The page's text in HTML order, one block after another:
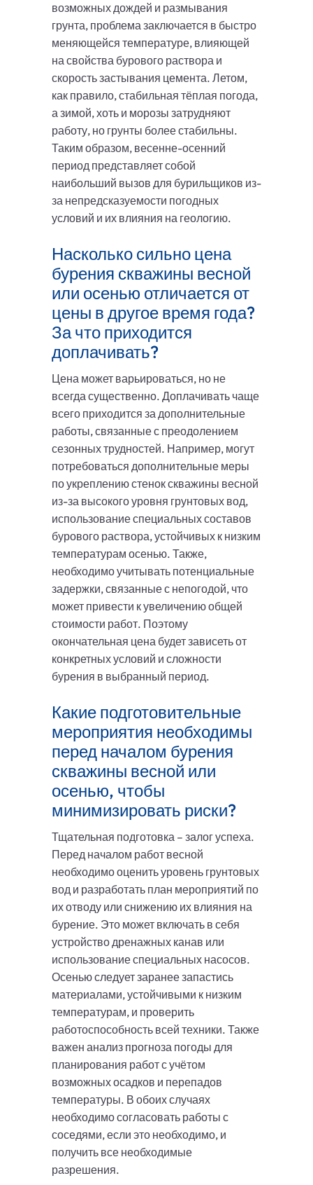
возможных дождей и размывания
грунта, проблема заключается в быстро
меняющейся температуре, влияющей
на свойства бурового раствора и
скорость застывания цемента. Летом,
как правило, стабильная тёплая погода,
а зимой, хоть и морозы затрудняют
работу, но грунты более стабильны.
Таким образом, весенне-осенний
период представляет собой
наибольший вызов для бурильщиков из-
за непредсказуемости погодных
условий и их влияния на геологию.
Насколько сильно цена
бурения скважины весной
или осенью отличается от
цены в другое время года?
За что приходится
доплачивать?
Цена может варьироваться, но не
всегда существенно. Доплачивать чаще
всего приходится за дополнительные
работы, связанные с преодолением
сезонных трудностей. Например, могут
потребоваться дополнительные меры
по укреплению стенок скважины весной
из-за высокого уровня грунтовых вод,
использование специальных составов
бурового раствора, устойчивых к низким
температурам осенью. Также,
необходимо учитывать потенциальные
задержки, связанные с непогодой, что
может привести к увеличению общей
стоимости работ. Поэтому
окончательная цена будет зависеть от
конкретных условий и сложности
бурения в выбранный период.
Какие подготовительные
мероприятия необходимы
перед началом бурения
скважины весной или
осенью, чтобы
минимизировать риски?
Тщательная подготовка – залог успеха.
Перед началом работ весной
необходимо оценить уровень грунтовых
вод и разработать план мероприятий по
их отводу или снижению их влияния на
бурение. Это может включать в себя
устройство дренажных канав или
использование специальных насосов.
Осенью следует заранее запастись
материалами, устойчивыми к низким
температурам, и проверить
работоспособность всей техники. Также
важен анализ прогноза погоды для
планирования работ с учётом
возможных осадков и перепадов
температуры. В обоих случаях
необходимо согласовать работы с
соседями, если это необходимо, и
получить все необходимые
разрешения.